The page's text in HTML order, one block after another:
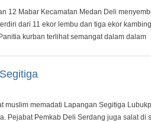
12 Mabar Kecamatan Medan Deli
dari 11 ekor lembu dan tiga ekor
kurban terlihat semangat dalam dalam
muslim memadati Lapangan Segitiga
Pejabat Pemkab Deli Serdang juga salat di